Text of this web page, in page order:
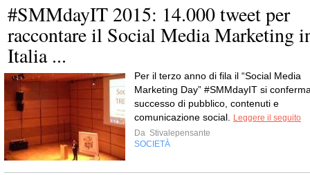
#SMMdayIT 2015: 14.000 tweet per
raccontare il Social Media Marketing
Italia ...
Per il terzo anno di fila il “Social Media
Marketing Day” #SMMdayIT si
successo di pubblico, contenuti e
comunicazione social.
Leggere il seguito
Da Stivalepensante
SOCIETÀ